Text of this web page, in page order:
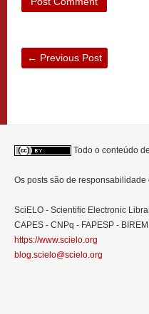
← Previous Post
Todo o conteúdo
Os posts são de
SciELO - Scientific Electronic
CAPES - CNPq - FAPESP -
https://www.scielo.org
blog.scielo@scielo.org